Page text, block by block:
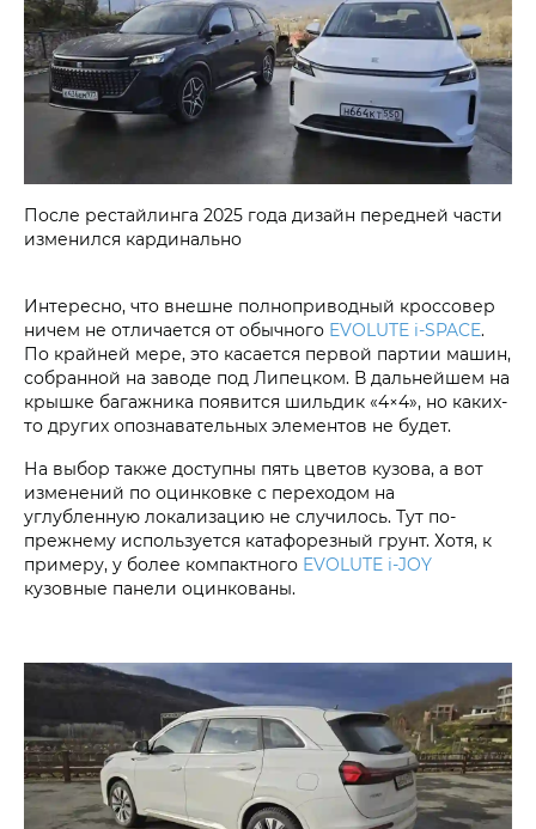
После рестайлинга 2025 года дизайн передней части
изменился кардинально
Интересно, что внешне полноприводный кроссовер
ничем не отличается от обычного EVOLUTE i‑SPACE.
По крайней мере, это касается первой партии машин,
собранной на заводе под Липецком. В дальнейшем на
крышке багажника появится шильдик «4×4», но каких-
то других опознавательных элементов не будет.
На выбор также доступны пять цветов кузова, а вот
изменений по оцинковке с переходом на
углубленную локализацию не случилось. Тут по-
прежнему используется катафорезный грунт. Хотя, к
примеру, у более компактного EVOLUTE i‑JOY
кузовные панели оцинкованы.